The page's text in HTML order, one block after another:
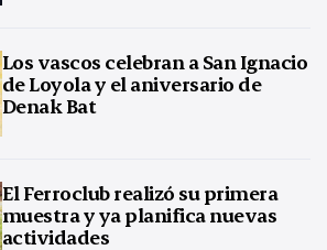
Los vascos celebran a San Ignacio
de Loyola y el aniversario de
Denak Bat
El Ferroclub realizó su primera
muestra y ya planifica nuevas
actividades